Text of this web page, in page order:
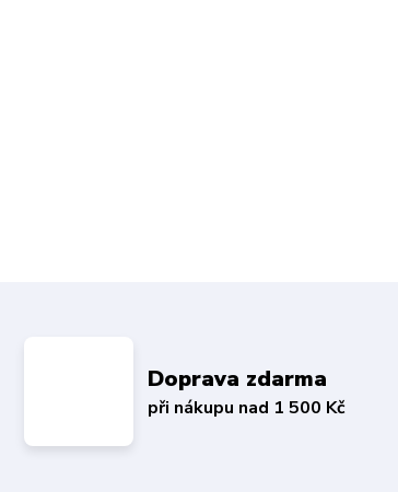
Doprava zdarma
při nákupu nad 1 500 Kč